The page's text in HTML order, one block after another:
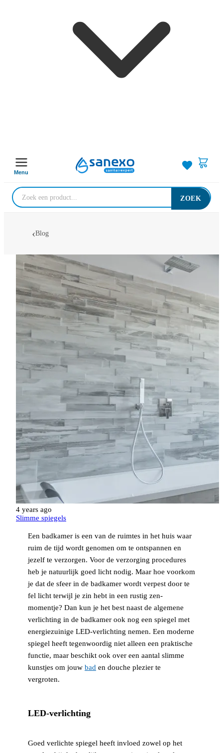
Menu
ZOEK
Blog
4 years ago
Slimme spiegels
Een badkamer is een van de ruimtes in het huis waar
ruim de tijd wordt genomen om te ontspannen en
jezelf te verzorgen. Voor de verzorging procedures
heb je natuurlijk goed licht nodig. Maar hoe voorkom
je dat de sfeer in de badkamer wordt verpest door te
fel licht terwijl je zin hebt in een rustig zen-
momentje? Dan kun je het best naast de algemene
verlichting in de badkamer ook nog een spiegel met
energiezuinige LED-verlichting nemen. Een moderne
spiegel heeft tegenwoordig niet alleen een praktische
functie, maar beschikt ook over een aantal slimme
kunstjes om jouw bad en douche plezier te
vergroten.
LED-verlichting
Goed verlichte spiegel heeft invloed zowel op het